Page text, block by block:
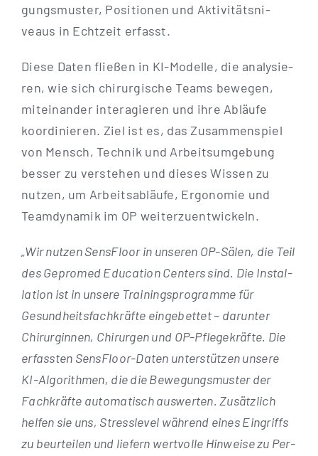
gungs­mus­ter, Posi­tio­nen und Akti­vi­täts­ni­
veaus in Echt­zeit erfasst.
Die­se Daten flie­ßen in KI-Model­­le, die ana­ly­sie­
ren, wie sich chir­ur­gi­sche Teams bewe­gen,
mit­ein­an­der inter­agie­ren und ihre Abläu­fe
koor­di­nie­ren. Ziel ist es, das Zusam­men­spiel
von Mensch, Tech­nik und Arbeits­um­ge­bung
bes­ser zu ver­ste­hen und die­ses Wis­sen zu
nut­zen, um Arbeits­ab­läu­fe, Ergo­no­mie und
Team­dy­na­mik im OP weiterzuentwickeln.
„Wir nut­zen Sen­s­Flo­or in unse­ren OP-Sälen, die Teil
des Gepro­med Edu­ca­ti­on Cen­ters sind. Die Instal­
la­ti­on ist in unse­re Trai­nings­pro­gram­me für
Gesund­heits­fach­kräf­te ein­ge­bet­tet – dar­un­ter
Chir­ur­g­in­nen, Chir­ur­gen und OP-Pfle­­ge­­kräf­­te. Die
erfass­ten Sen­s­F­lo­or-Daten unter­stüt­zen unse­re
KI-Algo­ri­th­­men, die die Bewe­gungs­mus­ter der
Fach­kräf­te auto­ma­tisch aus­wer­ten. Zusätz­lich
hel­fen sie uns, Stress­le­vel wäh­rend eines Ein­griffs
zu beur­tei­len und lie­fern wert­vol­le Hin­wei­se zu Per­